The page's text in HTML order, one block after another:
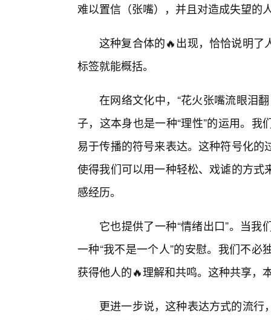
难以置信（张嘴），并且对造成失望的
这种复合体的🔥出现，恰恰说明了
标签就能概括。
在网络文化中，“花火张嘴流眼泪
子，这本身也是一种“理性”的运用。
易于传播的符号来表达。这种符号化
使得我们可以用一种轻松、戏谑的方
感经历。
它也提供了一种“情绪出口”。当
一种“我不是一个人”的安慰。我们不
获得他人的🔥理解和共鸣。这种共享，
更进一步说，这种表达方式的流